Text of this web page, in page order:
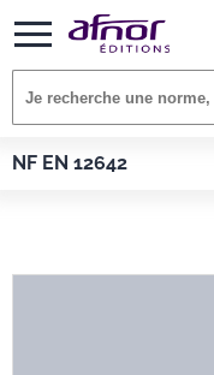
NF EN 12642
Afnor EDITIONS